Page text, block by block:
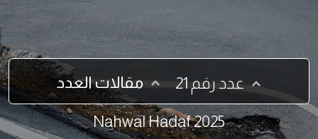
عدد رقم 21 مقالات العدد
2025 Nahwal Hadaf